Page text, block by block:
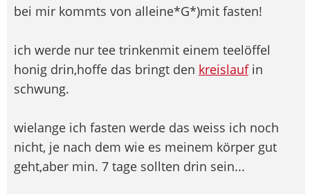
bei mir kommts von alleine*G*)mit fasten!
ich werde nur tee trinkenmit einem teelöffel
honig drin,hoffe das bringt den kreislaufin
schwung.
wielange ich fasten werde das weiss ich noch
nicht, je nach dem wie es meinem körper gut
geht,aber min. 7 tage sollten drin sein...